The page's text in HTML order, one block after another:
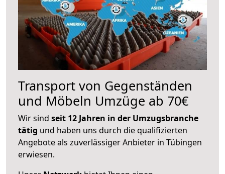
Transport von Gegenständen
und Möbeln Umzüge ab 70€
Wir sind seit 12 Jahren in der Umzugsbranche
tätig und haben uns durch die qualifizierten
Angebote als zuverlässiger Anbieter in Tübingen
erwiesen.